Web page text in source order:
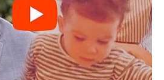
bez truda. Vaša energija biće
Ako ste u vezi, partner će
vi ćete imati potrebu da unesete